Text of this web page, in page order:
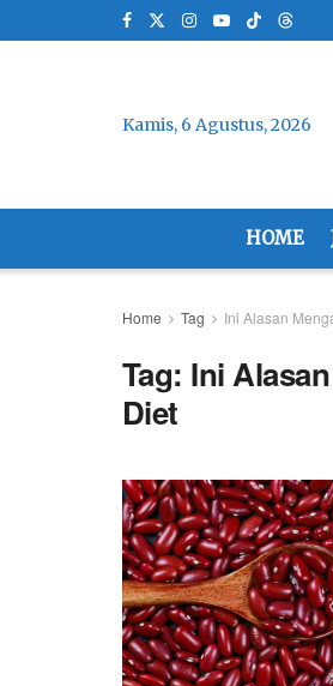
Kamis, 6 Agustus, 2026
HOME
Home Tag Ini Alasan
Tag: Ini
Diet